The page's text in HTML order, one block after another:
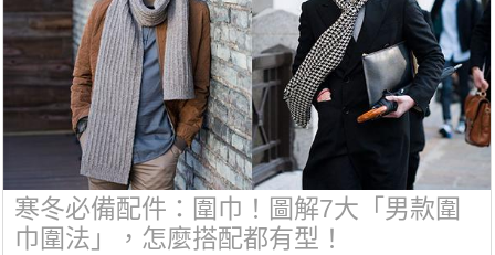
寒冬必備配件：圍巾！圖解7大「男款圍
巾圍法」，怎麼搭配都有型！